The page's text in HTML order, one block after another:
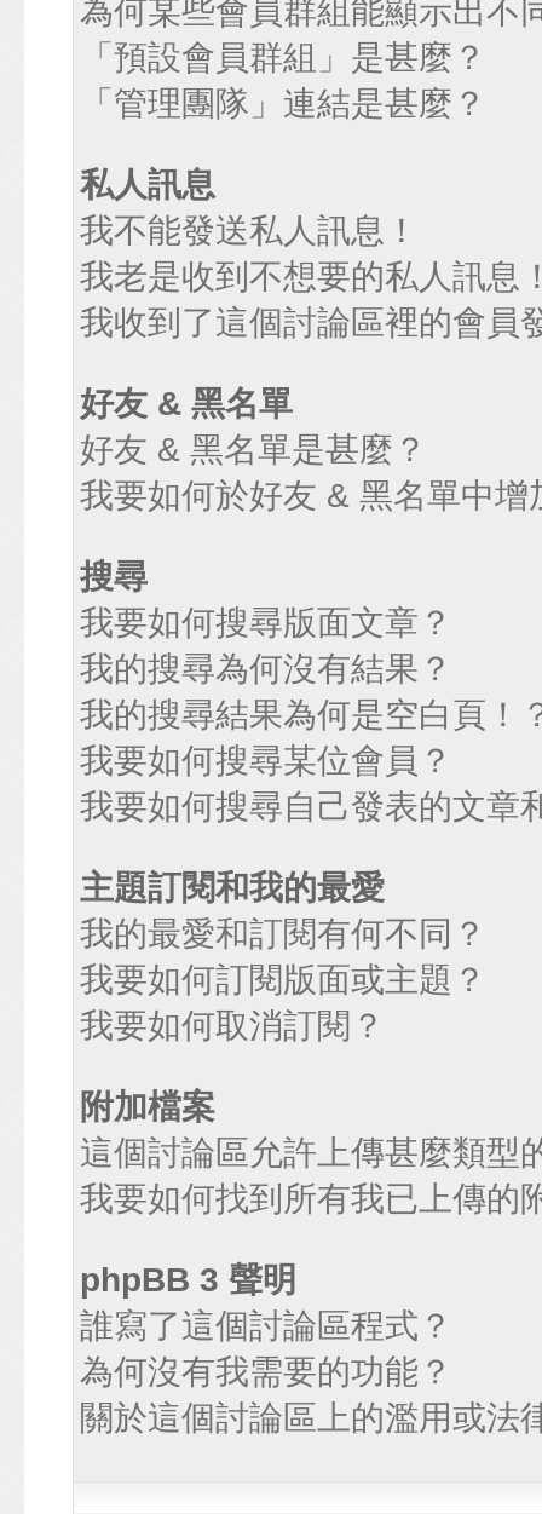
為何某些會員群組能顯示出不
「預設會員群組」是甚麼？
「管理團隊」連結是甚麼？
私人訊息
我不能發送私人訊息！
我老是收到不想要的私人訊息
我收到了這個討論區裡的會員
好友 & 黑名單
好友 & 黑名單是甚麼？
我要如何於好友 & 黑名單中增
搜尋
我要如何搜尋版面文章？
我的搜尋為何沒有結果？
我的搜尋結果為何是空白頁！
我要如何搜尋某位會員？
我要如何搜尋自己發表的文章
主題訂閱和我的最愛
我的最愛和訂閱有何不同？
我要如何訂閱版面或主題？
我要如何取消訂閱？
附加檔案
這個討論區允許上傳甚麼類型
我要如何找到所有我已上傳的
phpBB 3 聲明
誰寫了這個討論區程式？
為何沒有我需要的功能？
關於這個討論區上的濫用或法